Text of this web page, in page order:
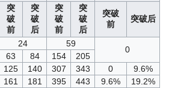
突
破
前
突
破
后
突
破
前
突
破
后
突破
前
突破后
24 59
0
63 84 154
205
125 140 307 343 0
9.6%
161 181 395 443 9.6%
19.2%